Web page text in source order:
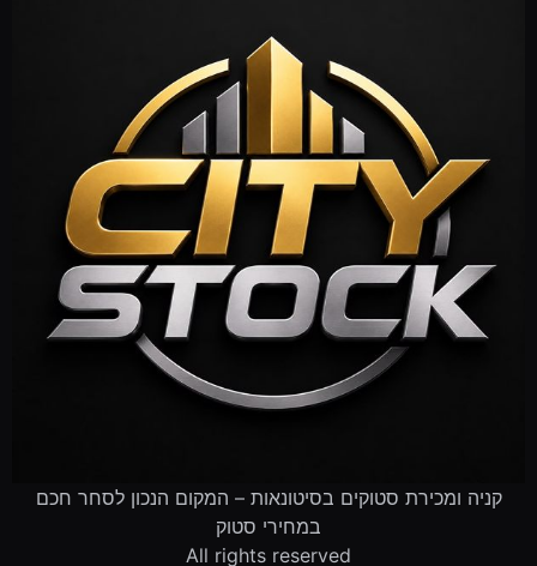
קניה ומכירת סטוקים בסיטונאות – המקום הנכון לסחר חכם
במחירי סטוק
All rights reserved